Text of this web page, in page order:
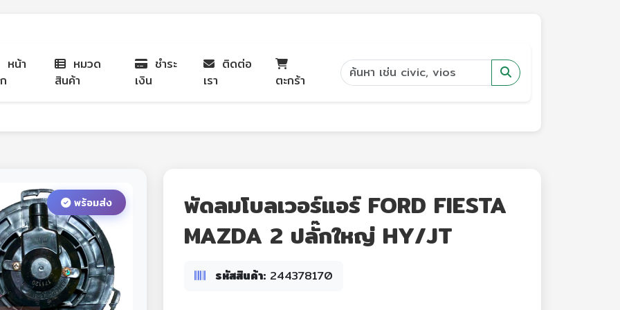
หน้า
หมวด
สินค้า
ชำระ
เงิน
ติดต่อ
เรา
ตะกร้า
พร้อมส่ง
พัดลมโบลเวอร์แอร์ FORD FIESTA
MAZDA 2 ปลั๊กใหญ่ HY/JT
รหัสสินค้า: 244378170